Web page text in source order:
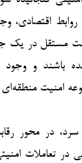
اقتصادی،
مستقل در یک
باشند و وجود
امنیت
سرد، در محور
تعاملات